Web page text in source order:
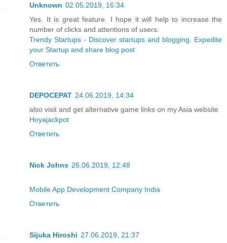
Unknown 02.05.2019, 16:34
Yes. It is great feature. I hope it will help to increase the
number of clicks and attentions of users.
Trendy Startups - Discover startups and blogging. Expedite
your Startup and share blog post
Ответить
DEPOCEPAT 24.06.2019, 14:34
also visit and get alternative game links on my Asia website
Hoyajackpot
Ответить
Nick Johns 26.06.2019, 12:48
Mobile App Development Company India
Ответить
Sijuka Hiroshi 27.06.2019, 21:37